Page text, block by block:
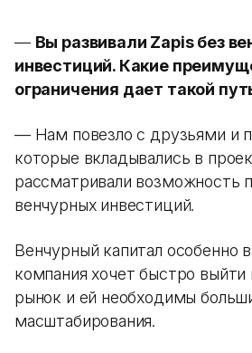
— Вы развивали Zapis без
инвестиций. Какие
ограничения дает такой
— Нам повезло с друзьями и
которые вкладывались в
рассматривали возможность
венчурных инвестиций.
Венчурный капитал особенно
компания хочет быстро выйти
рынок и ей необходимы
масштабирования.